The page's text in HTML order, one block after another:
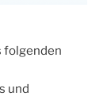
folgenden
und